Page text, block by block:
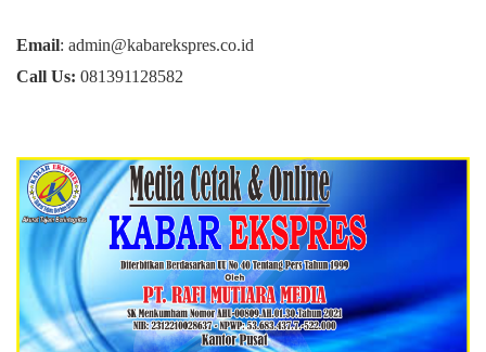
Email: admin@kabarekspres.co.id
Call Us: 081391128582